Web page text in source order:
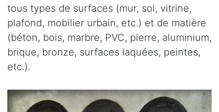
tous types de surfaces (mur, sol, vitrine,
plafond, mobilier urbain, etc.) et de matière
(béton, bois, marbre, PVC, pierre, aluminium,
brique, bronze, surfaces laquées, peintes,
etc.).